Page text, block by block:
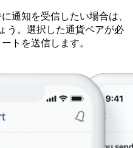
通知を受信したい場合は、
う。選択した通貨ペアが必
トを送信します。